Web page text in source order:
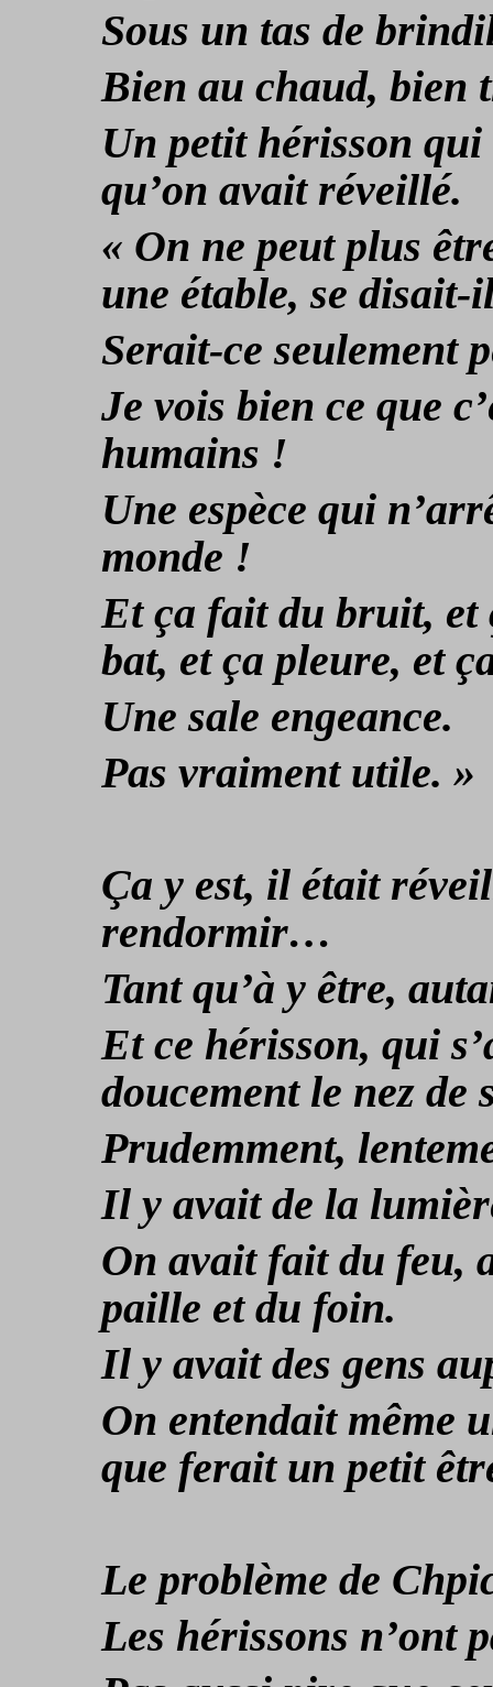
Sous un tas de
Bien au chaud, bien
Un petit hérisson
qu’on avait réveillé.
« On ne peut plus
une étable, se disait-
Serait-ce seulement
Je vois bien ce que
humains !
Une espèce qui
monde !
Et ça fait du bruit, et
bat, et ça pleure, et
Une sale engeance.
Pas vraiment utile. »
Ça y est, il était
rendormir…
Tant qu’à y être,
Et ce hérisson, qui
doucement le nez
Prudemment,
Il y avait de la
On avait fait du feu,
paille et du foin.
Il y avait des gens
On entendait même
que ferait un petit
Le problème de
Les hérissons n’ont